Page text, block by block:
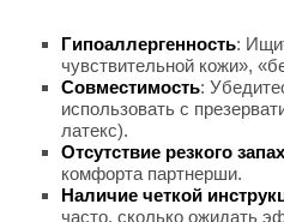
Гипоаллергенность:
чувствительной кожи»,
Совместимость:
использовать с
латекс).
Отсутствие резкого
комфорта партнерши.
Наличие четкой
часто, сколько ожидать